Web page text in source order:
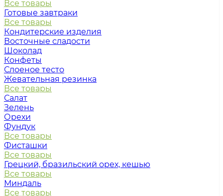
Все товары
Готовые завтраки
Все товары
Кондитерские изделия
Восточные сладости
Шоколад
Конфеты
Слоеное тесто
Жевательная резинка
Все товары
Салат
Зелень
Орехи
Фундук
Все товары
Фисташки
Все товары
Грецкий, бразильский орех, кешью
Все товары
Миндаль
Все товары